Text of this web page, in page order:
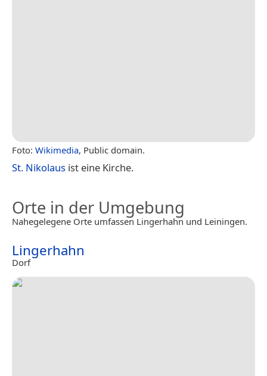
Foto: Wikimedia, Public domain.
St. Nikolaus ist eine Kirche.
Orte in der Umgebung
Nahegelegene Orte umfassen Lingerhahn und Leiningen.
Lingerhahn
Dorf